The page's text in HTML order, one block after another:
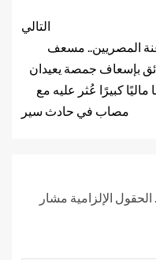
التالي
المصريين.. مسعف
بإسعاف جمصة يعيدان
ماليًا كبيرًا عُثر عليه مع
مصاب في حادث سير
الحقول الإلزامية مشار